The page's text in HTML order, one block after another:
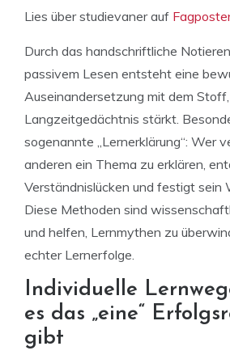
Lies über studievaner auf
Durch das handschriftliche
passivem Lesen entsteht eine
Auseinandersetzung mit dem
Langzeitgedächtnis stärkt.
sogenannte „Lernerklärung“: Wer
anderen ein Thema zu erklären,
Verständnislücken und festigt sein
Diese Methoden sind
und helfen, Lernmythen zu
echter Lernerfolge.
Individuelle
es das „eine“
gibt